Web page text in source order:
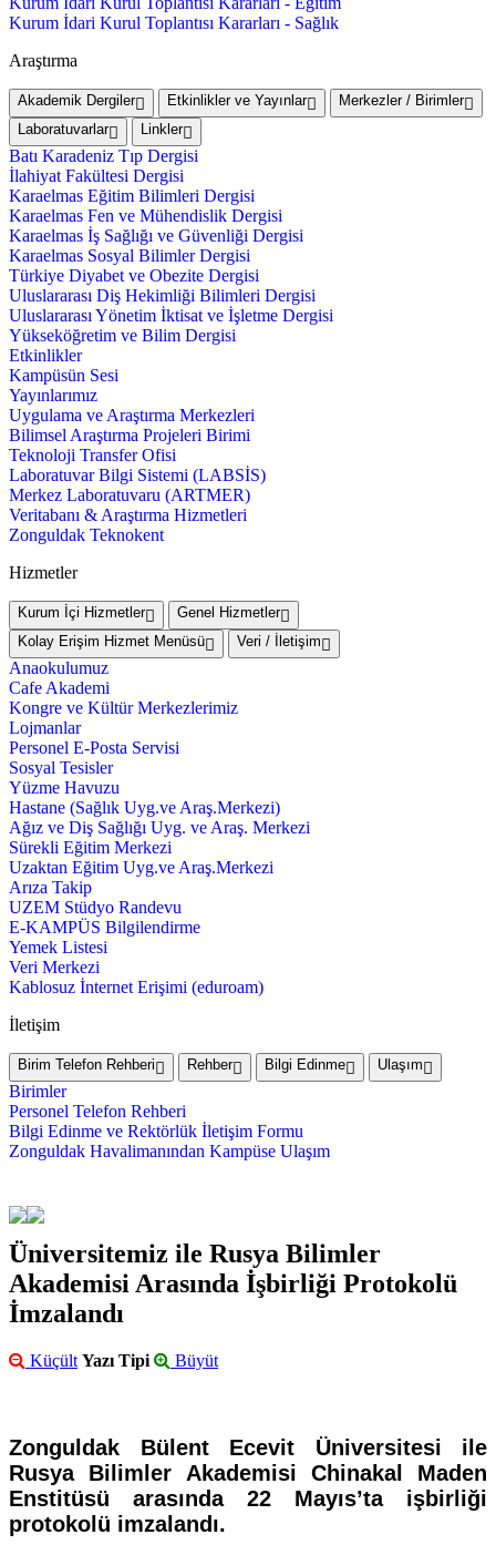
Kurum İdari Kurul Toplantısı Kararları - Sağlık
Araştırma
Akademik Dergiler Etkinlikler ve Yayınlar
Merkezler / Birimler
Laboratuvarlar
Linkler
Batı Karadeniz Tıp Dergisi
İlahiyat Fakültesi Dergisi
Karaelmas Eğitim Bilimleri Dergisi
Karaelmas Fen ve Mühendislik Dergisi
Karaelmas İş Sağlığı ve Güvenliği Dergisi
Karaelmas Sosyal Bilimler Dergisi
Türkiye Diyabet ve Obezite Dergisi
Uluslararası Diş Hekimliği Bilimleri Dergisi
Uluslararası Yönetim İktisat ve İşletme Dergisi
Yükseköğretim ve Bilim Dergisi
Etkinlikler
Kampüsün Sesi
Yayınlarımız
Uygulama ve Araştırma Merkezleri
Bilimsel Araştırma Projeleri Birimi
Teknoloji Transfer Ofisi
Laboratuvar Bilgi Sistemi (LABSİS)
Merkez Laboratuvaru (ARTMER)
Veritabanı & Araştırma Hizmetleri
Zonguldak Teknokent
Hizmetler
Kurum İçi Hizmetler
Genel Hizmetler
Kolay Erişim Hizmet Menüsü
Veri / İletişim
Anaokulumuz
Cafe Akademi
Kongre ve Kültür Merkezlerimiz
Lojmanlar
Personel E-Posta Servisi
Sosyal Tesisler
Yüzme Havuzu
Hastane (Sağlık Uyg.ve Araş.Merkezi)
Ağız ve Diş Sağlığı Uyg. ve Araş. Merkezi
Sürekli Eğitim Merkezi
Uzaktan Eğitim Uyg.ve Araş.Merkezi
Arıza Takip
UZEM Stüdyo Randevu
E-KAMPÜS Bilgilendirme
Yemek Listesi
Veri Merkezi
Kablosuz İnternet Erişimi (eduroam)
İletişim
Birim Telefon Rehberi Rehber Bilgi Edinme Ulaşım
Birimler
Personel Telefon Rehberi
Bilgi Edinme ve Rektörlük İletişim Formu
Zonguldak Havalimanından Kampüse Ulaşım
Üniversitemiz ile Rusya Bilimler
Akademisi Arasında İşbirliği Protokolü
İmzalandı
Küçült Yazı Tipi Büyüt
Zonguldak Bülent Ecevit Üniversitesi ile
Rusya Bilimler Akademisi Chinakal Maden
Enstitüsü arasında 22 Mayıs’ta işbirliği
protokolü imzalandı.